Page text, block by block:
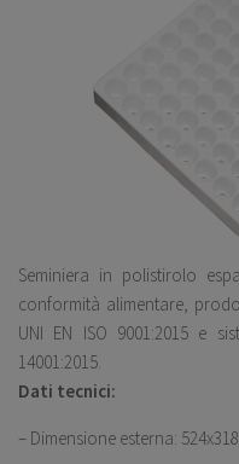
Seminiera in polistirolo
conformità alimentare,
UNI EN ISO 9001:2015 e
14001:2015.
Dati tecnici:
– Dimensione esterna: